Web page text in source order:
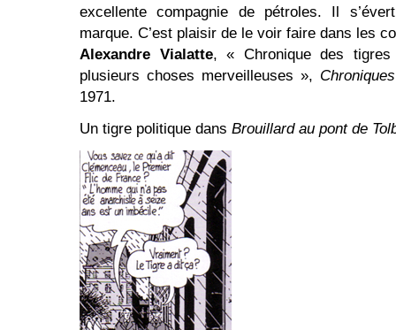
excellente compagnie de pétroles. Il
marque. C’est plaisir de le voir faire dans les
Alexandre Vialatte, « Chronique des
plusieurs choses merveilleuses »,
1971.
Un tigre politique dans Brouillard au pont de